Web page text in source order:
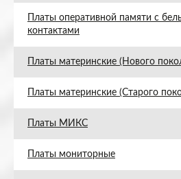
Платы оперативной памяти с
контактами
Платы материнские (Нового
Платы материнские (Старого
Платы МИКС
Платы мониторные